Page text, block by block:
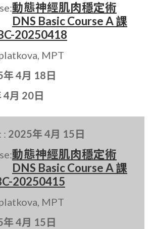
動態神經肌肉穩定術
DNS Basic Course A 課
20250418
MPT
4月 18日
月 20日
: 2025年 4月 15日
動態神經肌肉穩定術
DNS Basic Course A 課
20250415
MPT
4月 15日